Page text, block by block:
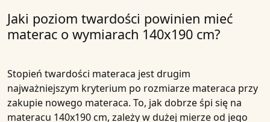
Jaki poziom twardości powinien mieć
materac o wymiarach 140x190 cm?
Stopień twardości materaca jest drugim
najważniejszym kryterium po rozmiarze materaca przy
zakupie nowego materaca. To, jak dobrze śpi się na
materacu 140x190 cm, zależy w dużej mierze od jego